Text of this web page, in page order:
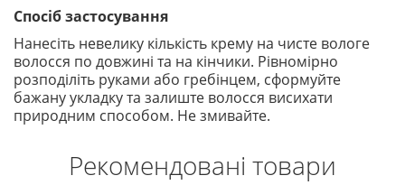
Спосіб застосування
Нанесіть невелику кількість крему на чисте вологе
волосся по довжині та на кінчики. Рівномірно
розподіліть руками або гребінцем, сформуйте
бажану укладку та залиште волосся висихати
природним способом. Не змивайте.
Рекомендовані товари